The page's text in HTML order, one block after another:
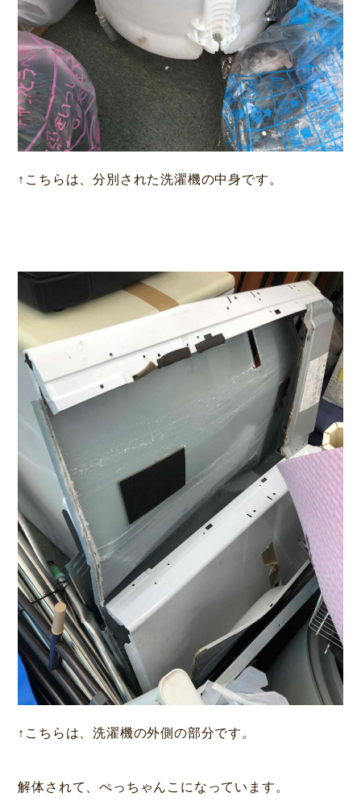
↑こちらは、分別された洗濯機の中身です。
↑こちらは、洗濯機の外側の部分です。
解体されて、ぺっちゃんこになっています。